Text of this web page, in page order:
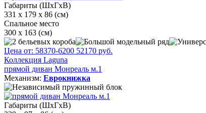
Габариты (ШхГхВ)
331 x 179 x 86 (см)
Спальное место
300 х 163 (см)
Цена от: 58370-6200 52170 руб.
Коллекция Laguna
прямой диван Монреаль м.1
Механизм: Еврокнижка
Габариты (ШхГхВ)